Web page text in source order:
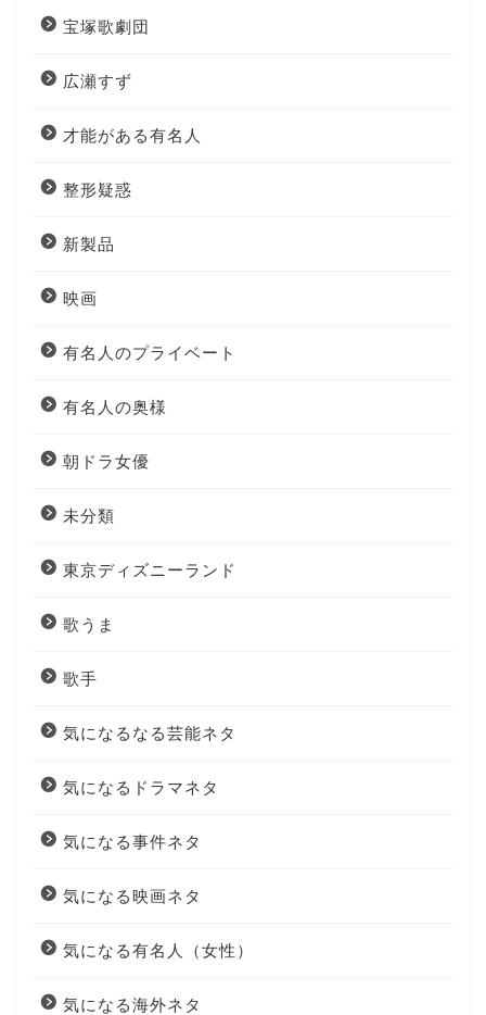
宝塚歌劇団
広瀬すず
才能がある有名人
整形疑惑
新製品
映画
有名人のプライベート
有名人の奥様
朝ドラ女優
未分類
東京ディズニーランド
歌うま
歌手
気になるなる芸能ネタ
気になるドラマネタ
気になる事件ネタ
気になる映画ネタ
気になる有名人（女性）
気になる海外ネタ